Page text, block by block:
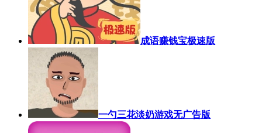
成语赚钱宝极速版
一勺三花淡奶游戏无广告版